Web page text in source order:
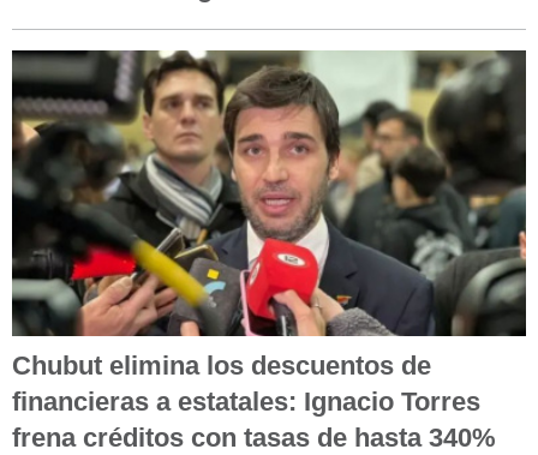
Chubut elimina los descuentos de
financieras a estatales: Ignacio Torres
frena créditos con tasas de hasta 340%